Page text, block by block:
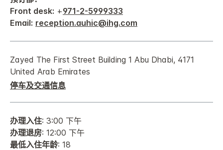
Front desk: +971-2-5999333
Email: reception.auhic@ihg.com
Zayed The First Street Building 1 Abu Dhabi, 4171
United Arab Emirates
停车及交通信息
办理入住: 3:00 下午
办理退房: 12:00 下午
最低入住年龄: 18